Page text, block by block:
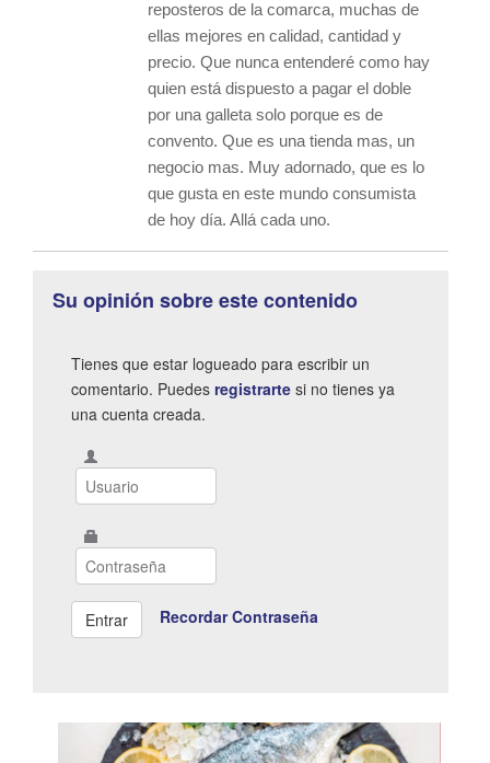
reposteros de la comarca, muchas de
ellas mejores en calidad, cantidad y
precio. Que nunca entenderé como hay
quien está dispuesto a pagar el doble
por una galleta solo porque es de
convento. Que es una tienda mas, un
negocio mas. Muy adornado, que es lo
que gusta en este mundo consumista
de hoy día. Allá cada uno.
Su opinión sobre este contenido
Tienes que estar logueado para escribir un
comentario. Puedes registrarte si no tienes ya
una cuenta creada.
Recordar Contraseña